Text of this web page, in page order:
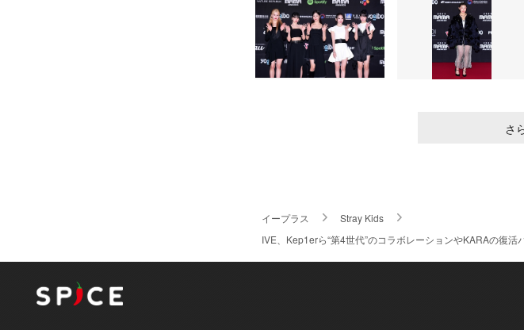
さ
イープラス
Stray Kids
IVE、Kep1erら“第4世代”のコラボレーションやKARAの復